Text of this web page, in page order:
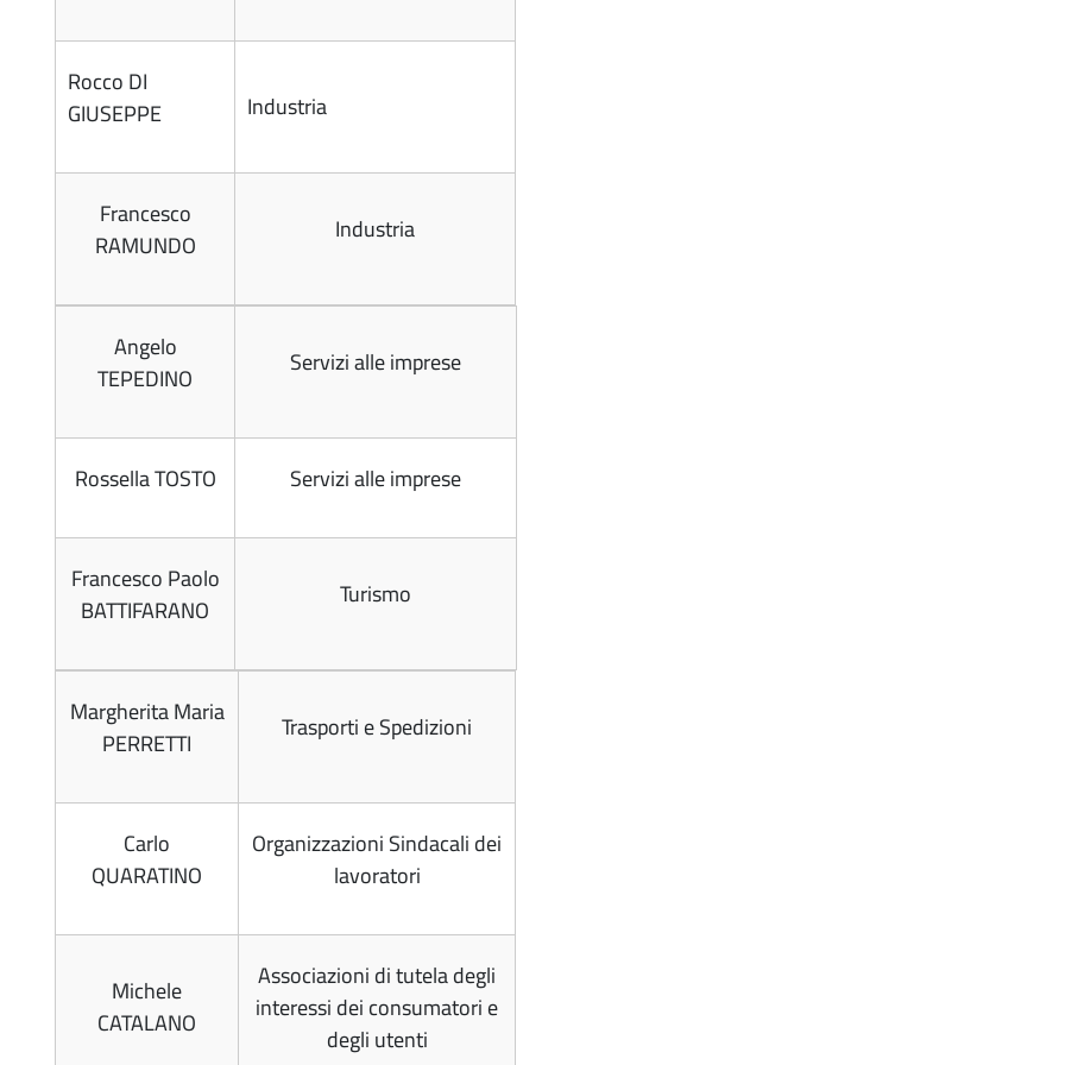
Rocco DI
GIUSEPPE
Industria
Francesco
RAMUNDO
Industria
Angelo
TEPEDINO
Servizi alle imprese
Rossella TOSTO Servizi alle imprese
Francesco Paolo
BATTIFARANO
Turismo
Margherita Maria
PERRETTI
Trasporti e Spedizioni
Carlo
QUARATINO
Organizzazioni Sindacali dei
lavoratori
Michele
CATALANO
Associazioni di tutela degli
interessi dei consumatori e
degli utenti